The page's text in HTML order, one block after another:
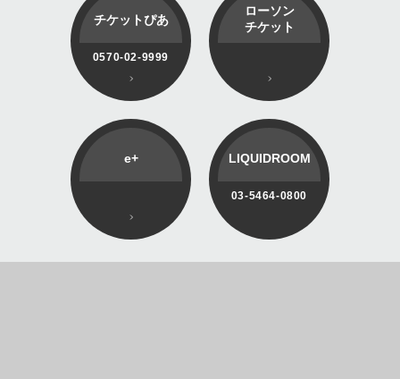
チケットぴあ
0570-02-9999
ローソン
チケット
e+ LIQUIDROOM
03-5464-0800